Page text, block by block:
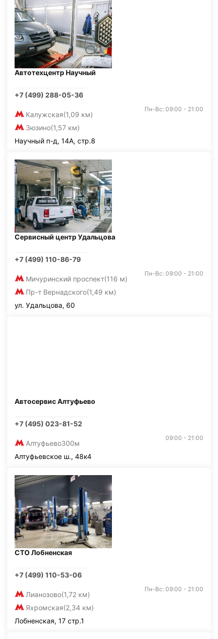
Автотехцентр Научный
+7 (499) 288-05-36
Калужская(1,09 км)
Зюзино(1,57 км)
Пн-Вс: 09:00 - 21:00
Научный п-д, 14А, стр.8
Сервисный центр Удальцова
+7 (499) 110-86-79
Мичуринский проспект(116 м)
Пр-т Вернадского(1,49 км)
Пн-Вс: 09:00 - 21:00
ул. Удальцова, 60
Автосервис Алтуфьево
+7 (495) 023-81-52
Алтуфьево300м
09:00 - 21:00
Алтуфьевское ш., 48к4
СТО Лобненская
+7 (499) 110-53-06
Лианозово(1,72 км)
Яхромская(2,34 км)
Пн-Вс: 09:00 - 21:00
Лобненская, 17 стр.1